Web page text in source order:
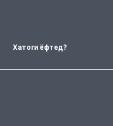
Хатоги ёфтед?